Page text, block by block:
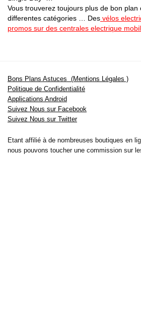
Vous trouverez toujours plus de bon plan
differentes catégories … Des vélos
promos sur des centrales electrique
Bons Plans Astuces (Mentions Légales )
Politique de Confidentialité
Applications Android
Suivez Nous sur Facebook
Suivez Nous sur Twitter
Etant affilié à de nombreuses boutiques en
nous pouvons toucher une commission sur